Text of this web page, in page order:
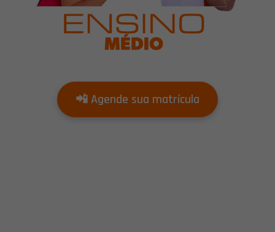
📲 Agende sua matrícula